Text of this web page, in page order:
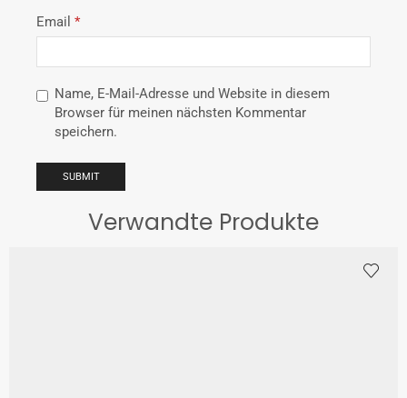
Email *
Name, E-Mail-Adresse und Website in diesem
Browser für meinen nächsten Kommentar
speichern.
Verwandte Produkte